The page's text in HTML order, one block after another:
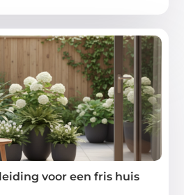
voor een fris huis